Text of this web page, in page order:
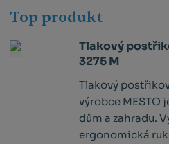
Top produkt
Tlakový
3275 M
Tlakový
výrobce MESTO
dům a zahradu.
ergonomická